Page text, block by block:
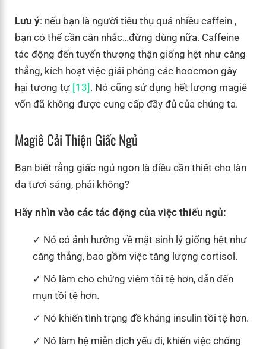
Lưu ý: nếu bạn là người tiêu thụ quá nhiều caffein ,
bạn có thể cần cân nhắc…đừng dùng nữa. Caffeine
tác động đến tuyến thượng thận giống hệt như căng
thẳng, kích hoạt việc giải phóng các hoocmon gây
hại tương tự [13] . Nó cũng sử dụng hết lượng magiê
vốn đã không được cung cấp đầy đủ của chúng ta.
Magiê Cải Thiện Giấc Ngủ
Bạn biết rằng giấc ngủ ngon là điều cần thiết cho làn
da tươi sáng, phải không?
Hãy nhìn vào các tác động của việc thiếu ngủ:
Nó có ảnh hưởng về mặt sinh lý giống hệt như
căng thẳng, bao gồm việc tăng lượng cortisol.
Nó làm cho chứng viêm tồi tệ hơn, dẫn đến
mụn tồi tệ hơn.
Nó khiến tình trạng đề kháng insulin tồi tệ hơn.
Nó làm hệ miễn dịch yếu đi, khiến việc chống